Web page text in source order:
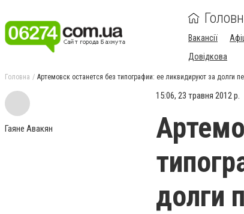
Вакансії
Довідкова
Головна Артемовск останется без типографии: ее ликвидируют за долги
Гаяне Авакян
15:06, 23 травня 2012 р.
долги